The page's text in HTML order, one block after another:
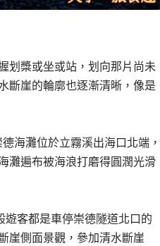
划槳或坐或站，划向那片尚未
斷崖的輪廓也逐漸清晰，像是
海灘位於立霧溪出海口北端，
灘遍布被海浪打磨得圓潤光滑
客都是車停崇德隧道北口的
崖側面景觀，參加清水斷崖